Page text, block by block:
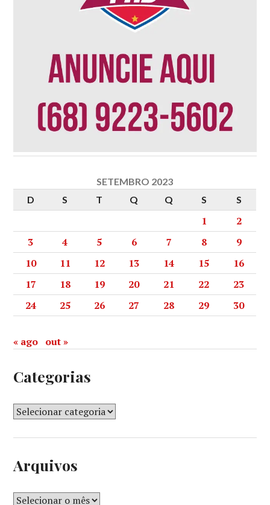
SETEMBRO 2023
D
S T Q Q S S
1
2
3
4 5 6 7 8
9
10
11 12 13 14 15
16
17
18 19 20 21 22
23
24
25 26 27 28 29 30
« ago out »
Categorias
Arquivos